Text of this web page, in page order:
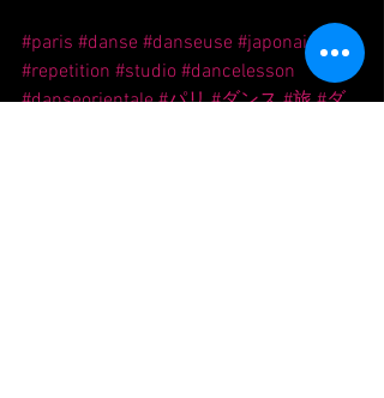
#paris #danse #danseuse #japonaise
#repetition #studio #dancelesson
#danseorientale #パリ #ダンス #旅 #ダ